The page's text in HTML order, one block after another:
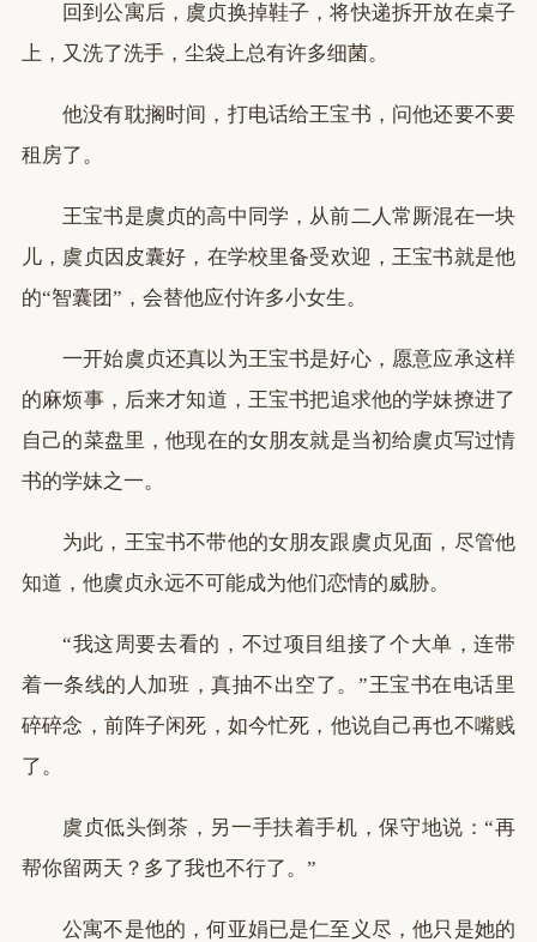
回到公寓后，虞贞换掉鞋子，将快递拆开放在桌子
上，又洗了洗手，尘袋上总有许多细菌。
他没有耽搁时间，打电话给王宝书，问他还要不要
租房了。
王宝书是虞贞的高中同学，从前二人常厮混在一块
儿，虞贞因皮囊好，在学校里备受欢迎，王宝书就是他
的“智囊团”，会替他应付许多小女生。
一开始虞贞还真以为王宝书是好心，愿意应承这样
的麻烦事，后来才知道，王宝书把追求他的学妹撩进了
自己的菜盘里，他现在的女朋友就是当初给虞贞写过情
书的学妹之一。
为此，王宝书不带他的女朋友跟虞贞见面，尽管他
知道，他虞贞永远不可能成为他们恋情的威胁。
“我这周要去看的，不过项目组接了个大单，连带
着一条线的人加班，真抽不出空了。”王宝书在电话里
碎碎念，前阵子闲死，如今忙死，他说自己再也不嘴贱
了。
虞贞低头倒茶，另一手扶着手机，保守地说：“再
帮你留两天？多了我也不行了。”
公寓不是他的，何亚娟已是仁至义尽，他只是她的